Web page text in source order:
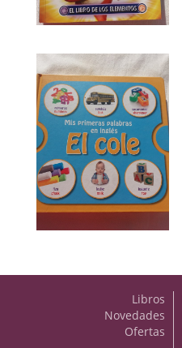
Viajes
Libros
Novedades
Ofertas